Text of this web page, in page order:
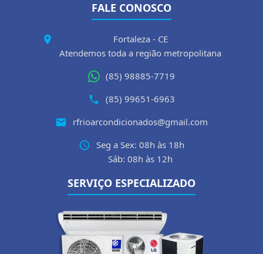
FALE CONOSCO
Fortaleza - CE
Atendemos toda a região metropolitana
(85) 98885-7719
(85) 99651-6963
rfrioarcondicionados@gmail.com
Seg a Sex: 08h às 18h
Sáb: 08h às 12h
SERVIÇO ESPECIALIZADO